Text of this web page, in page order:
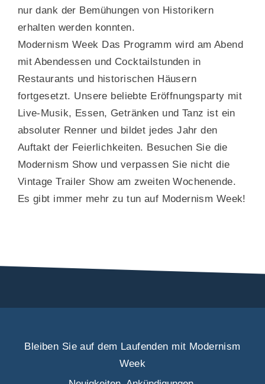
nur dank der Bemühungen von Historikern
erhalten werden konnten.
Modernism Week Das Programm wird am Abend
mit Abendessen und Cocktailstunden in
Restaurants und historischen Häusern
fortgesetzt. Unsere beliebte Eröffnungsparty mit
Live-Musik, Essen, Getränken und Tanz ist ein
absoluter Renner und bildet jedes Jahr den
Auftakt der Feierlichkeiten. Besuchen Sie die
Modernism Show und verpassen Sie nicht die
Vintage Trailer Show am zweiten Wochenende.
Es gibt immer mehr zu tun auf Modernism Week!
Bleiben Sie auf dem Laufenden mit Modernism
Week